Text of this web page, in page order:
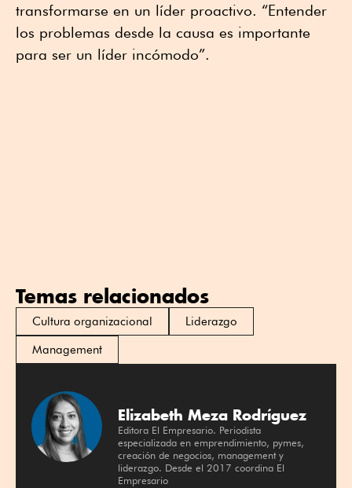
transformarse en un líder proactivo. “Entender
los problemas desde la causa es importante
para ser un líder incómodo”.
Temas relacionados
Cultura organizacional
Liderazgo
Management
Elizabeth Meza Rodríguez
Editora El Empresario. Periodista
especializada en emprendimiento, pymes,
creación de negocios, management y
liderazgo. Desde el 2017 coordina El
Empresario